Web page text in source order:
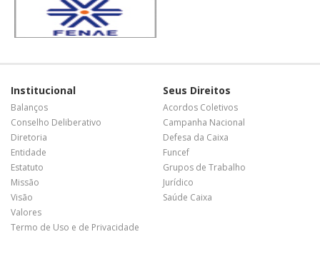
Institucional
Balanços
Conselho Deliberativo
Diretoria
Entidade
Estatuto
Missão
Visão
Valores
Termo de Uso e de Privacidade
Seus Direitos
Acordos Coletivos
Campanha Nacional
Defesa da Caixa
Funcef
Grupos de Trabalho
Jurídico
Saúde Caixa